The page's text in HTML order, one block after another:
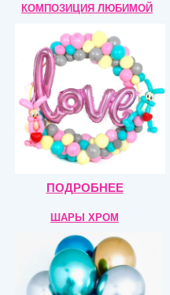
КОМПОЗИЦИЯ ЛЮБИМОЙ
ПОДРОБНЕЕ
ШАРЫ ХРОМ